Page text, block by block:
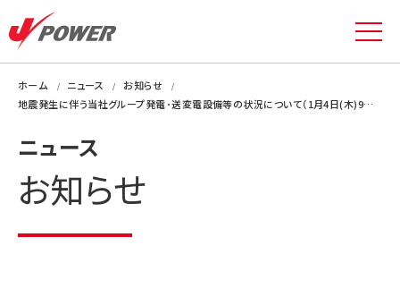
ホーム ニュース
お知らせ
地震発生に伴う当社グループ発電･送変電設備等の状況について（1月4日(木)9時現在）
ニュース
お知らせ